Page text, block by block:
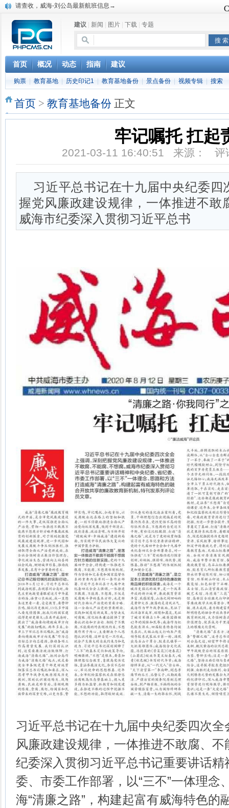
请查收，威海-刘公岛最新航班信息→
建议 新闻 图片 下载 专题
首页 概况 动态 指南 建议
购票 教育基地 历史印记1 教育基地备份 景点备份 视频专辑 搜索
首页 > 教育基地备份 正文
牢记嘱托 扛起
2021-03-11 16:40:51 来源： 评
习近平总书记在十九届中央纪委四
握党风廉政建设规律，一体推进不敢
威海市纪委深入贯彻习近平总书
习近平总书记在十九届中央纪委四次
风廉政建设规律，一体推进不敢腐、
纪委深入贯彻习近平总书记重要讲话
委、市委工作部署，以“三不”一体理念
海“清廉之路”，构建起富有威海特色的